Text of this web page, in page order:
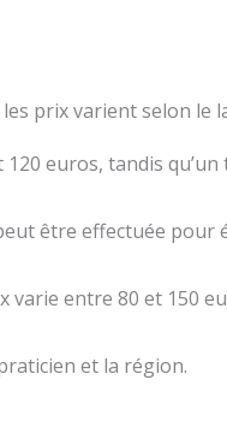
prix varient selon le
euros, tandis qu’un
être effectuée pour
varie entre 80 et 150
et la région.